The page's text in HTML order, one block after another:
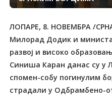
ЛОПАРЕ, 8. НОВЕМБРА /
Милорад Додик и
развој и високо
Синиша Каран данас су у
спомен-собу погинулим
страдали у Одбрамбено-